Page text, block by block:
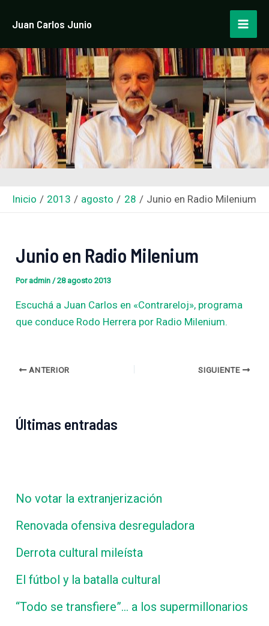
Juan Carlos Junio
Inicio 2013 agosto 28 Junio en Radio Milenium
Junio en Radio Milenium
Por admin/28 agosto 2013
Escuchá a Juan Carlos en «Contrareloj», programa
que conduce Rodo Herrera por Radio Milenium.
de
ANTERIOR SIGUIENTE
Últimas entradas
No votar la extranjerización
Renovada ofensiva desreguladora
Derrota cultural mileísta
El fútbol y la batalla cultural
“Todo se transfiere”… a los supermillonarios